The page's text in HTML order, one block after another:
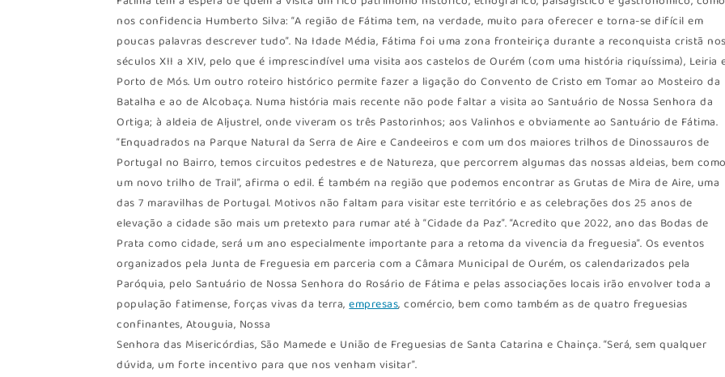
nos confidencia Humberto Silva: “A região de Fátima tem, na verdade, muito para oferecer e torna-se difícil em
poucas palavras descrever tudo”. Na Idade Média, Fátima foi uma zona fronteiriça durante a reconquista cristã
séculos XII a XIV, pelo que é imprescindível uma visita aos castelos de Ourém (com uma história riquíssima), Leiria
Porto de Mós. Um outro roteiro histórico permite fazer a ligação do Convento de Cristo em Tomar ao Mosteiro da
Batalha e ao de Alcobaça. Numa história mais recente não pode faltar a visita ao Santuário de Nossa Senhora da
Ortiga; à aldeia de Aljustrel, onde viveram os três Pastorinhos; aos Valinhos e obviamente ao Santuário de Fátima.
“Enquadrados na Parque Natural da Serra de Aire e Candeeiros e com um dos maiores trilhos de Dinossauros de
Portugal no Bairro, temos circuitos pedestres e de Natureza, que percorrem algumas das nossas aldeias, bem
um novo trilho de Trail”, afirma o edil. É também na região que podemos encontrar as Grutas de Mira de Aire, uma
das 7 maravilhas de Portugal. Motivos não faltam para visitar este território e as celebrações dos 25 anos de
elevação a cidade são mais um pretexto para rumar até à “Cidade da Paz”. “Acredito que 2022, ano das Bodas de
Prata como cidade, será um ano especialmente importante para a retoma da vivencia da freguesia”. Os eventos
organizados pela Junta de Freguesia em parceria com a Câmara Municipal de Ourém, os calendarizados pela
Paróquia, pelo Santuário de Nossa Senhora do Rosário de Fátima e pelas associações locais irão envolver toda a
população fatimense, forças vivas da terra,empresas, comércio, bem como também as de quatro freguesias
confinantes, Atouguia, Nossa
Senhora das Misericórdias, São Mamede e União de Freguesias de Santa Catarina e Chainça. “Será, sem qualquer
dúvida, um forte incentivo para que nos venham visitar”.